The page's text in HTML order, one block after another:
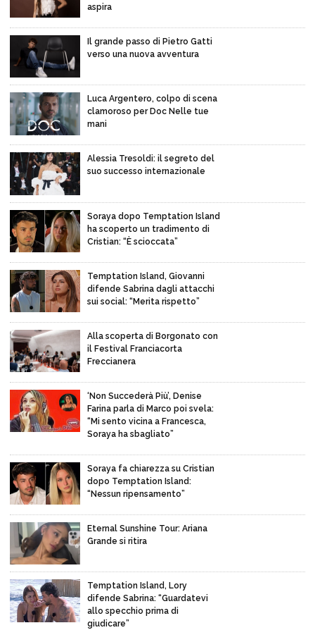
aspira
Il grande passo di Pietro Gatti
verso una nuova avventura
Luca Argentero, colpo di scena
clamoroso per Doc Nelle tue
mani
Alessia Tresoldi: il segreto del
suo successo internazionale
Soraya dopo Temptation Island
ha scoperto un tradimento di
Cristian: “È scioccata”
Temptation Island, Giovanni
difende Sabrina dagli attacchi
sui social: “Merita rispetto”
Alla scoperta di Borgonato con
il Festival Franciacorta
Freccianera
‘Non Succederà Più’, Denise
Farina parla di Marco poi svela:
“Mi sento vicina a Francesca,
Soraya ha sbagliato”
Soraya fa chiarezza su Cristian
dopo Temptation Island:
“Nessun ripensamento”
Eternal Sunshine Tour: Ariana
Grande si ritira
Temptation Island, Lory
difende Sabrina: “Guardatevi
allo specchio prima di
giudicare”